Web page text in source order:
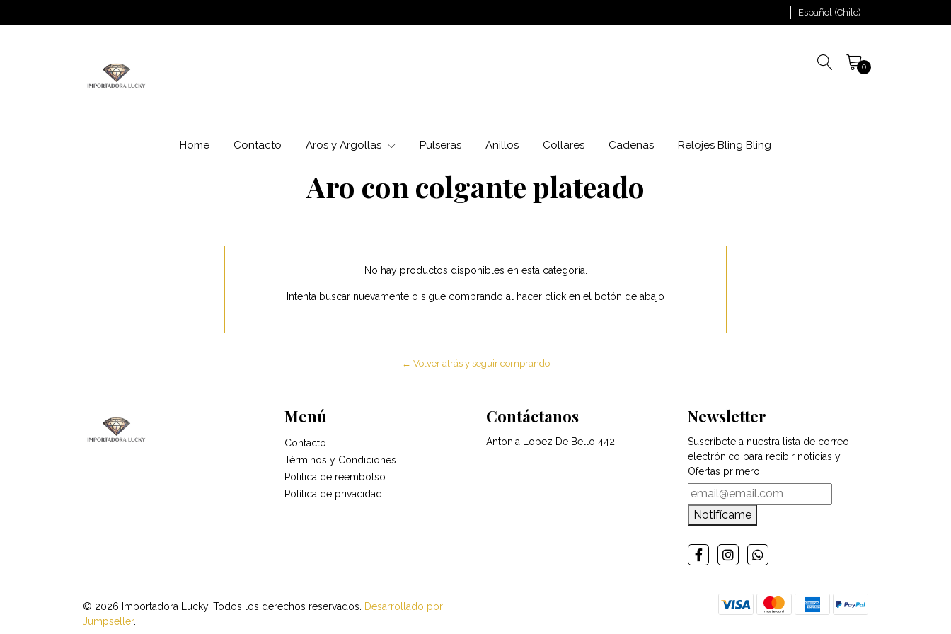
Español (Chile)
0
Home Contacto Aros y Argollas Pulseras Anillos Collares Cadenas Relojes Bling Bling
Aro con colgante plateado
No hay productos disponibles en esta categoría.
Intenta buscar nuevamente o sigue comprando al hacer click en el botón de abajo
← Volver atrás y seguir comprando
Menú
Contacto
Términos y Condiciones
Politica de reembolso
Política de privacidad
Contáctanos
Antonia Lopez De Bello 442,
Newsletter
Suscríbete a nuestra lista de correo
electrónico para recibir noticias y
Ofertas primero.
Notifícame
© 2026 Importadora Lucky. Todos los derechos reservados.
Desarrollado por
Jumpseller.